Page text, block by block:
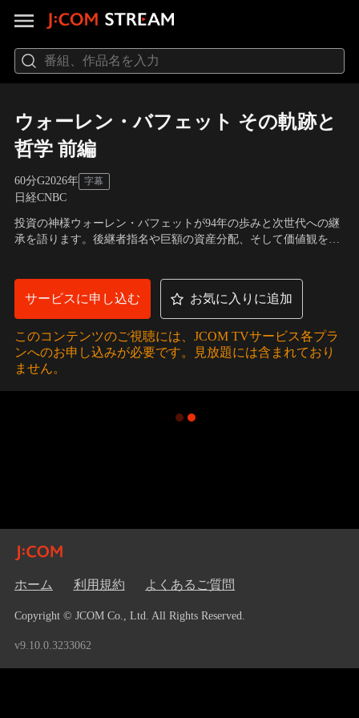
ウォーレン・バフェット その軌跡と
哲学 前編
60分G2026年 字幕
日経CNBC
投資の神様ウォーレン・バフェットが94年の歩みと次世代への継
承を語ります。後継者指名や巨額の資産分配、そして価値観を共
の哲学を通じ、真の幸福とレガシーの在り方を問い直す内容で
す。
サービスに申し込む お気に入りに追加
このコンテンツのご視聴には、JCOM TVサービス各プラ
ンへのお申し込みが必要です。見放題には含まれており
ません。
ホーム 利用規約 よくあるご質問
Copyright © JCOM Co., Ltd. All Rights Reserved.
v9.10.0.3233062